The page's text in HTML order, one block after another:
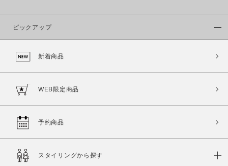
在庫
ピックアップ
新着商品
WEB限定商品
予約商品
スタイリングから探す